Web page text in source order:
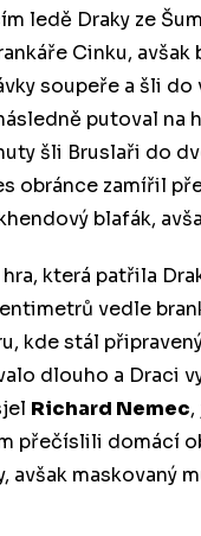
ledě Draky ze
Cinku,
soupeře a šli
putoval na
šli Bruslaři do
obránce zamířil
blafák,
která patřila
vedle
kde stál
dlouho a Draci
Richard Nemec
přečíslili domácí
maskovaný